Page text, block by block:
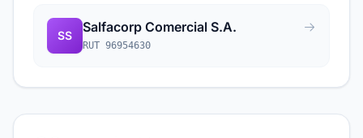
SS
Salfacorp Comercial S.A.
RUT 96954630